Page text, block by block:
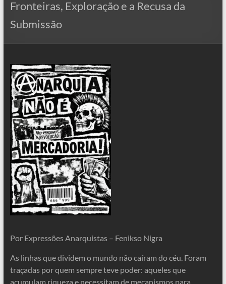
Fronteiras, Exploração e a Recusa da
Submissão
Por Expressões Anarquistas – Fenikso Nigra
As linhas que dividem o mundo não caíram do céu. Foram
traçadas por quem sempre teve poder: aqueles que
acumulam riqueza e necessitam de mecanismos para